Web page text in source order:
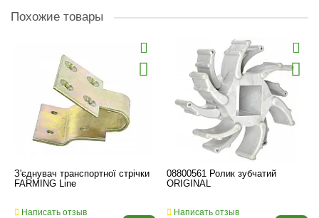
Похожие товары
З'єднувач транспортної стрічки
FARMING Line
Написать отзыв
08800561 Ролик зубчатий
ORIGINAL
Написать отзыв